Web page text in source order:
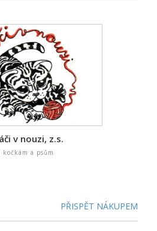
v nouzi, z.s.
a psům
PŘISPĚT NÁKUPEM